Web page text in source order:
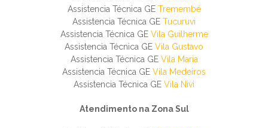
Assistencia Técnica GE Tremembé
Assistencia Técnica GE Tucuruvi
Assistencia Técnica GE Vila Guilherme
Assistencia Técnica GE Vila Gustavo
Assistencia Técnica GE Vila Maria
Assistencia Técnica GE Vila Medeiros
Assistencia Técnica GE Vila Nivi
Atendimento na Zona Sul